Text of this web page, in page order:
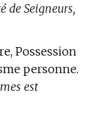
de Seigneurs,
Possession
personne.
est